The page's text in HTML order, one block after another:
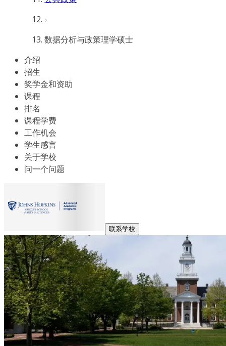
数据分析与政策理学硕士
介绍
招生
奖学金和资助
课程
排名
课程学费
工作机会
学生感言
关于学校
问一个问题
联系学校